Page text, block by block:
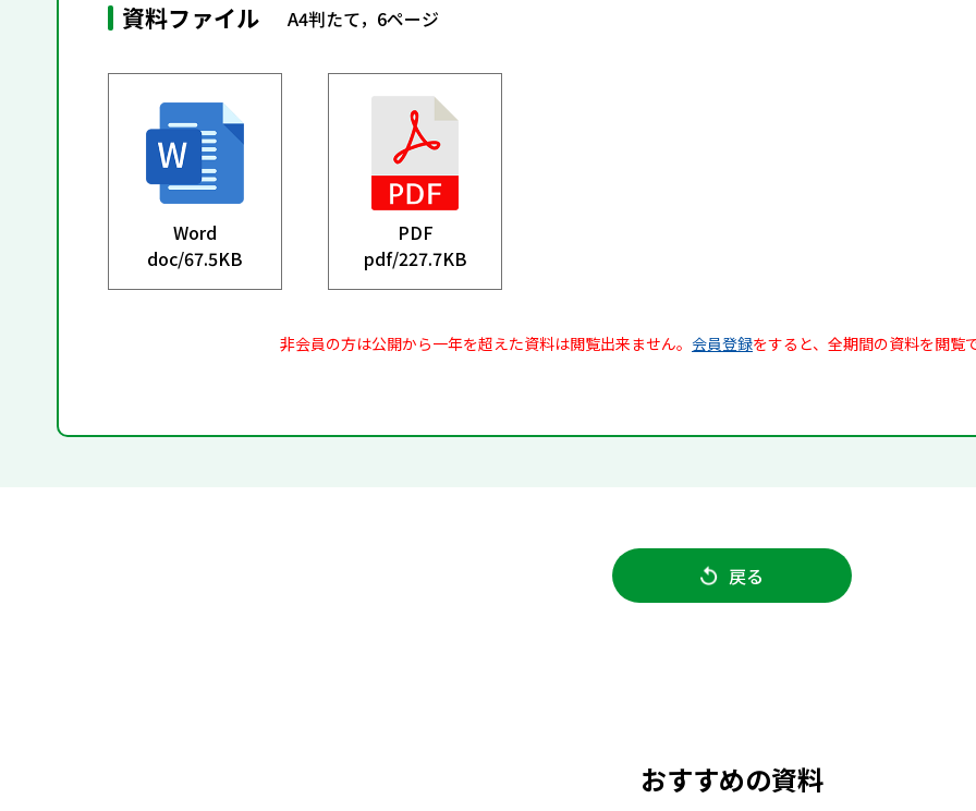
資料ファイル A4判たて，6ページ
Word
doc/67.5KB
PDF
pdf/227.7KB
非会員の方は公開から一年を超えた資料は閲覧出来ません。 会員登録をすると、全期間の資料を閲覧
戻る
おすすめの資料